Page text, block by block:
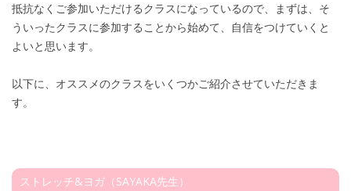
抵抗なくご参加いただけるクラスになっているので、まずは、そ
ういったクラスに参加することから始めて、自信をつけていくと
よいと思います。
以下に、オススメのクラスをいくつかご紹介させていただきま
す。
ストレッチ&ヨガ（SAYAKA先生）